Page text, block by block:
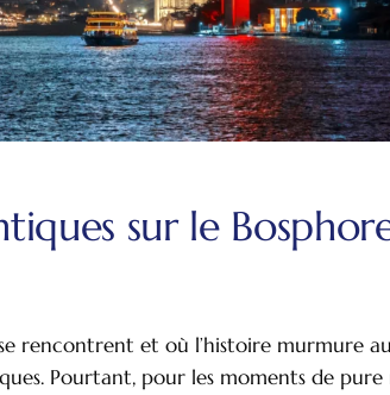
sur le
rencontrent et où l’histoire murmure
Pourtant, pour les moments de pure